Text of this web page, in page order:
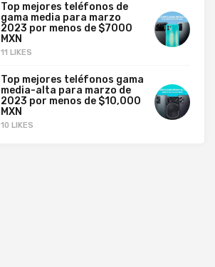
Top mejores teléfonos de
gama media para marzo
2023 por menos de $7000
MXN
11 LIKES
Top mejores teléfonos gama
media-alta para marzo de
2023 por menos de $10,000
MXN
10 LIKES